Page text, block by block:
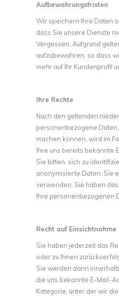
Aufbewahrungsfristen
Wir speichern Ihre Daten
dass Sie unsere Dienste
Vergessen. Aufgrund
aufzubewahren, so dass
mehr auf Ihr Kundenprofil
Ihre Rechte
Nach den geltenden
personenbezogene
machen können, wird im
Ihre uns bereits bekannte
Sie bitten, sich zu
anonymisierte Daten. Sie
verwenden. Sie haben
Ihre personenbezogenen
Recht auf Einsichtnahme
Sie haben jederzeit das
oder zu Ihnen
Sie werden dann
die uns bekannte E-Mail-
Kategorie, unter der wir